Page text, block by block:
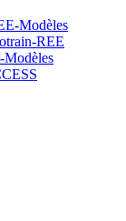
Modèles
REE
Modèles